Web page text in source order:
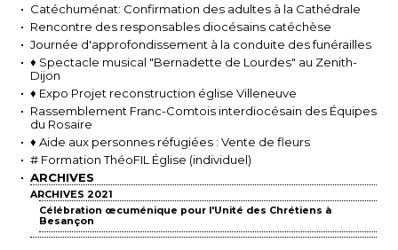
Catéchuménat: Confirmation des adultes à la Cathédrale
Rencontre des responsables diocésains catéchèse
Journée d'approfondissement à la conduite des funérailles
♦ Spectacle musical "Bernadette de Lourdes" au Zenith-
Dijon
♦ Expo Projet reconstruction église Villeneuve
Rassemblement Franc-Comtois interdiocésain des Équipes
du Rosaire
♦ Aide aux personnes réfugiées : Vente de fleurs
# Formation ThéoFIL Église (individuel)
ARCHIVES
ARCHIVES 2021
Célébration œcuménique pour l'Unité des Chrétiens à
Besançon